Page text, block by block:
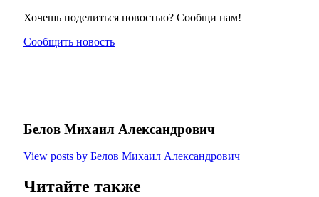
Хочешь поделиться новостью? Сообщи нам!
Сообщить новость
Белов Михаил Александрович
View posts by Белов Михаил Александрович
Читайте также